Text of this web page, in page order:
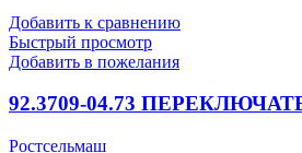
Добавить к сравнению
Быстрый просмотр
Добавить в пожелания
92.3709-04.73
Ростсельмаш